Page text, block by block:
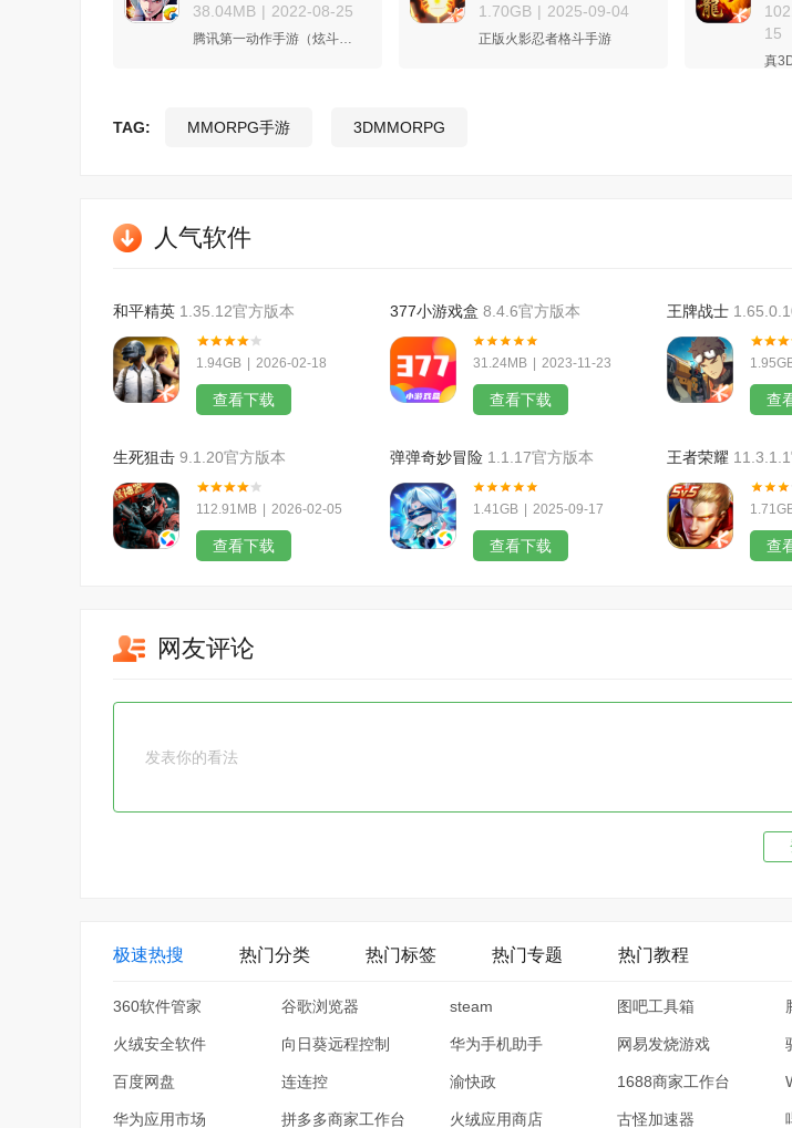
38.04MB | 2022-08-25
腾讯第一动作手游（炫斗之王，经典重燃）
1.70GB | 2025-09-04
正版火影忍者格斗手游
15
真
TAG: MMORPG手游 3DMMORPG
人气软件
和平精英 1.35.12官方版本
1.94GB | 2026-02-18
查看下载
377小游戏盒 8.4.6官方版本
31.24MB | 2023-11-23
查看下载
王牌战士
查
生死狙击 9.1.20官方版本
112.91MB | 2026-02-05
查看下载
弹弹奇妙冒险 1.1.17官方版本
1.41GB | 2025-09-17
查看下载
王者荣耀
查
网友评论
极速热搜 热门分类 热门标签 热门专题 热门教程
360软件管家 谷歌浏览器 steam 图吧工具箱
火绒安全软件 向日葵远程控制 华为手机助手 网易发烧游戏
百度网盘 连连控 渝快政 1688商家工作台
华为应用市场 拼多多商家工作台 火绒应用商店 古怪加速器